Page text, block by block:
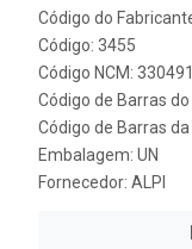
Código do
Código: 3455
Código NCM:
Código de Barras
Código de Barras
Embalagem: UN
Fornecedor: ALPI